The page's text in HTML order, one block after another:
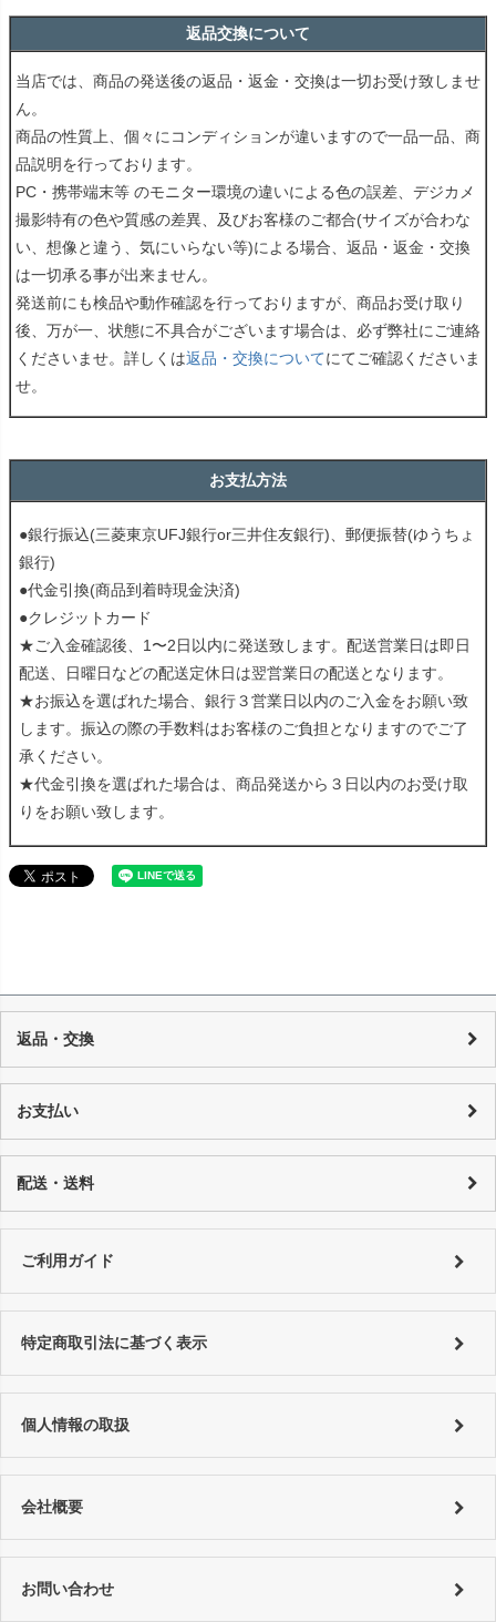
返品交換について
当店では、商品の発送後の返品・返金・交換は一切お受け致しませ
ん。
商品の性質上、個々にコンディションが違いますので一品一品、商
品説明を行っております。
PC・携帯端末等 のモニター環境の違いによる色の誤差、デジカメ
撮影特有の色や質感の差異、及びお客様のご都合(サイズが合わな
い、想像と違う、気にいらない等)による場合、返品・返金・交換
は一切承る事が出来ません。
発送前にも検品や動作確認を行っておりますが、商品お受け取り
後、万が一、状態に不具合がございます場合は、必ず弊社にご連絡
くださいませ。詳しくは返品・交換についてにてご確認くださいま
せ。
お支払方法
●銀行振込(三菱東京UFJ銀行or三井住友銀行)、郵便振替(ゆうちょ
銀行)
●代金引換(商品到着時現金決済)
●クレジットカード
★ご入金確認後、1〜2日以内に発送致します。配送営業日は即日
配送、日曜日などの配送定休日は翌営業日の配送となります。
★お振込を選ばれた場合、銀行３営業日以内のご入金をお願い致
します。振込の際の手数料はお客様のご負担となりますのでご了
承ください。
★代金引換を選ばれた場合は、商品発送から３日以内のお受け取
りをお願い致します。
返品・交換
当店の商品は店頭でも販売しており、また基本的に1点物のUSED品とな
り随時在庫の調整を行っておりますが、反映までの時間に若干の誤差が
ございませんが、何卒ご了承下さいます様お願い申し上げます。 商品の
っております。
お支払い
カード決済：一括払い・分割払い・リボ払い
代金引換：代引手数料はご購入金額によってことなります。
します。
詳しくはご利用ガイド
配送・送料
特にご指定がない場合は以下の対応となります。
■代金引換、クレジットカード ⇒ ご注文確認後、翌営業日以内に発送
ご利用ガイド
特定商取引法に基づく表示
個人情報の取扱
会社概要
お問い合わせ